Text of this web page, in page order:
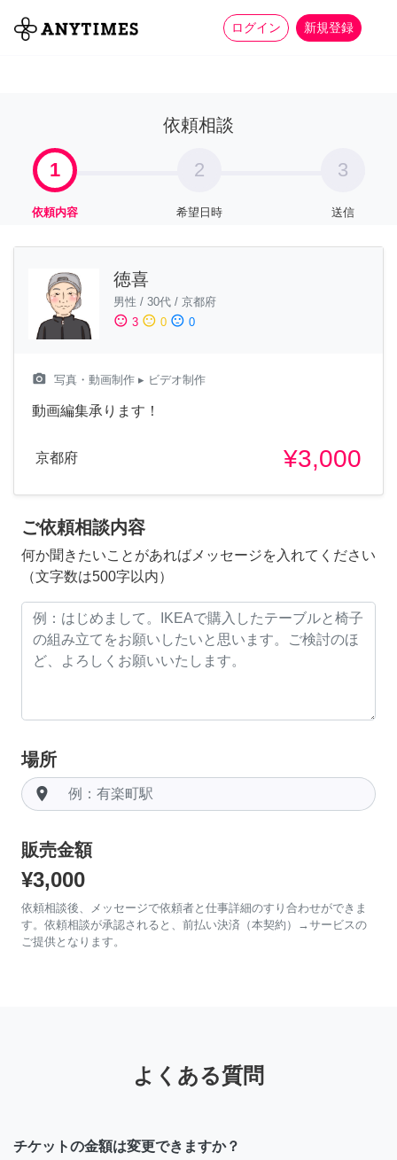
ログイン 新規登録
全て 家事 more_horiz
依頼相談
1
依頼内容
2
希望日時
3
送信
徳喜
男性 / 30代 / 京都府
sentiment_satisfied 3 sentiment_neutral 0 sentiment_dissatisfied 0
camera_alt 写真・動画制作 ▸ ビデオ制作
動画編集承ります！
京都府 ¥3,000
ご依頼相談内容
何か聞きたいことがあればメッセージを入れてください
（文字数は500字以内）
場所
room
販売金額
¥3,000
依頼相談後、メッセージで依頼者と仕事詳細のすり合わせができま
す。依頼相談が承認されると、前払い決済（本契約）→サービスの
ご提供となります。
よくある質問
チケットの金額は変更できますか？